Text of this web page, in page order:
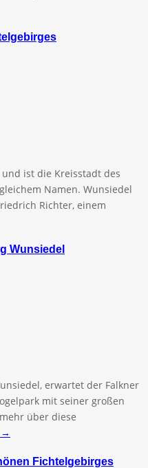
ist die Kreisstadt des
Namen. Wunsiedel
Richter, einem
Wunsiedel
erwartet der Falkner
mit seiner großen
über diese
→
Fichtelgebirges